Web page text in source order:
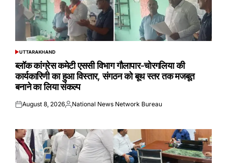
POSTED
UTTARAKHAND
ब्लॉक कांग्रेस कमेटी एससी विभाग गौलापार-चोरगलिया की
कार्यकारिणी का हुआ विस्तार, संगठन को बूथ स्तर तक मजबूत
बनाने का लिया संकल्प
Posted
August 8, 2026Posted
National News Network Bureau